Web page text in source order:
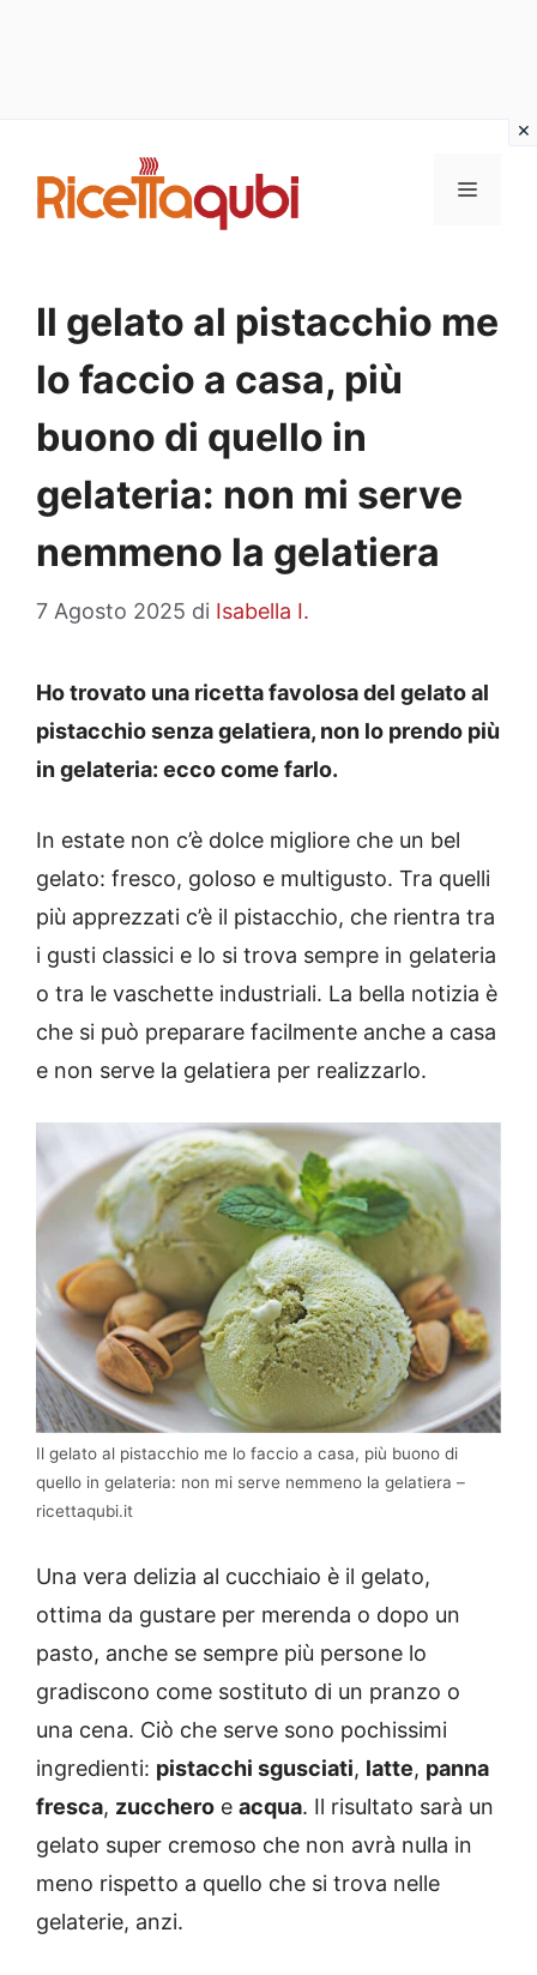
contenuto
MENU
Il gelato al pistacchio me
lo faccio a casa, più
buono di quello in
gelateria: non mi serve
nemmeno la gelatiera
7 Agosto 2025 di Isabella I.
Ho trovato una ricetta favolosa del gelato al
pistacchio senza gelatiera, non lo prendo più
in gelateria: ecco come farlo.
In estate non c’è dolce migliore che un bel
gelato: fresco, goloso e multigusto. Tra quelli
più apprezzati c’è il pistacchio, che rientra tra
i gusti classici e lo si trova sempre in gelateria
o tra le vaschette industriali. La bella notizia è
che si può preparare facilmente anche a casa
e non serve la gelatiera per realizzarlo.
Il gelato al pistacchio me lo faccio a casa, più buono di
quello in gelateria: non mi serve nemmeno la gelatiera –
ricettaqubi.it
Una vera delizia al cucchiaio è il gelato,
ottima da gustare per merenda o dopo un
pasto, anche se sempre più persone lo
gradiscono come sostituto di un pranzo o
una cena. Ciò che serve sono pochissimi
ingredienti: pistacchi sgusciati, latte, panna
fresca, zucchero e acqua. Il risultato sarà un
gelato super cremoso che non avrà nulla in
meno rispetto a quello che si trova nelle
gelaterie, anzi.